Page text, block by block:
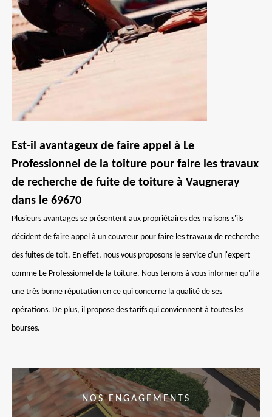
Est-il avantageux de faire appel à Le
Professionnel de la toiture pour faire les travaux
de recherche de fuite de toiture à Vaugneray
dans le 69670
Plusieurs avantages se présentent aux propriétaires des maisons s'ils
décident de faire appel à un couvreur pour faire les travaux de recherche
des fuites de toit. En effet, nous vous proposons le service d'un l'expert
comme Le Professionnel de la toiture. Nous tenons à vous informer qu'il a
une très bonne réputation en ce qui concerne la qualité de ses
opérations. De plus, il propose des tarifs qui conviennent à toutes les
bourses.
NOS ENGAGEMENTS